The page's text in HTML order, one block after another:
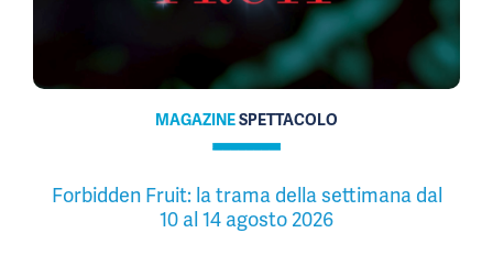
MAGAZINESPETTACOLO
Forbidden Fruit: la trama della settimana dal
10 al 14 agosto 2026